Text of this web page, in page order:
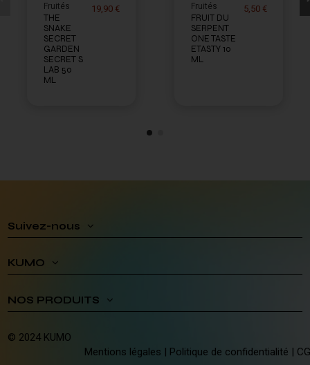
Fruités
THE
SNAKE
SECRET
GARDEN
SECRET S
LAB 50
ML
19,90 € Fruités
FRUIT DU
SERPENT
ONE TASTE
ETASTY 10
ML
5,50 €
Suivez-nous
KUMO
NOS PRODUITS
© 2024 KUMO
Mentions légales | Politique de confidentialité |